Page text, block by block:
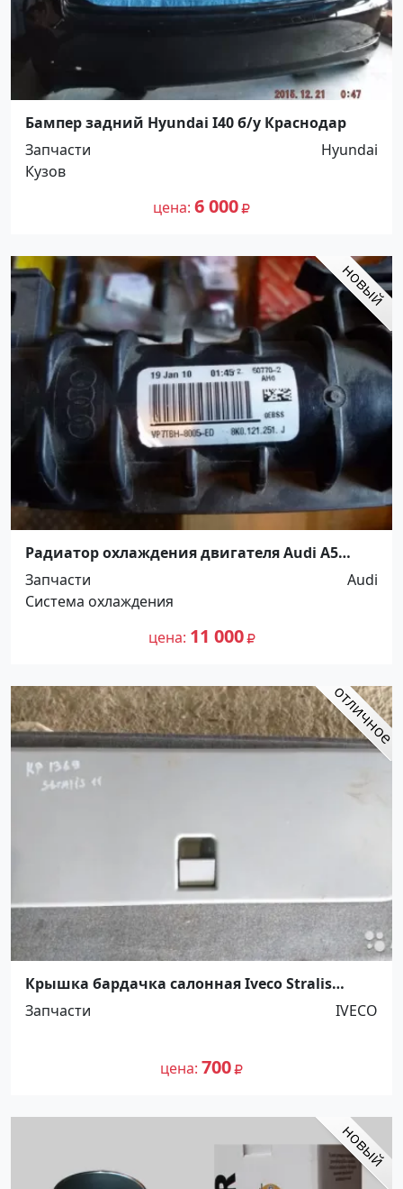
Бампер задний Hyundai I40 б/у Краснодар
Запчасти
Hyundai
Кузов
цена 6 000
Pадиатор охлаждения двигателя Audi A5
Динская
Запчасти
Audi
Система охлаждения
цена 11 000
Крышка бардачка салонная Iveco Stralis
Ст.Холмская
Запчасти IVECO
цена 700